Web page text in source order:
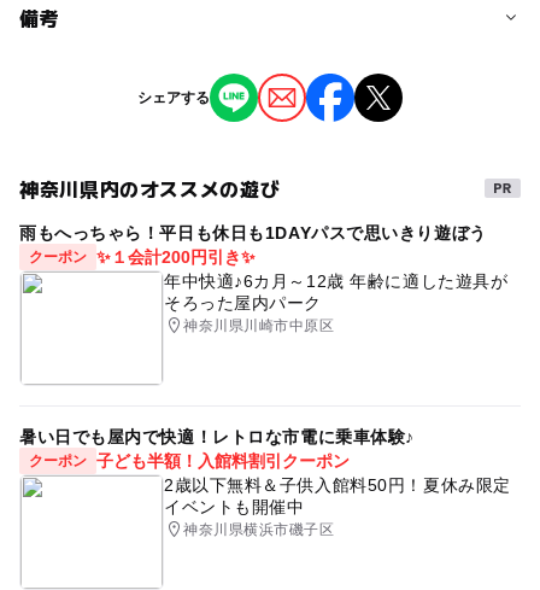
予約/応募
備考
※掲載の情報は天候や主催者側の都合などにより変更にな
ることがあります。
シェアする
神奈川県内のオススメの遊び
雨もへっちゃら！平日も休日も1DAYパスで思いきり遊ぼう
クーポン ✨１会計200円引き✨
年中快適♪6カ月～12歳 年齢に適した遊具が
そろった屋内パーク
神奈川県川崎市中原区
暑い日でも屋内で快適！レトロな市電に乗車体験♪
クーポン 子ども半額！入館料割引クーポン
2歳以下無料＆子供入館料50円！夏休み限定
イベントも開催中
神奈川県横浜市磯子区